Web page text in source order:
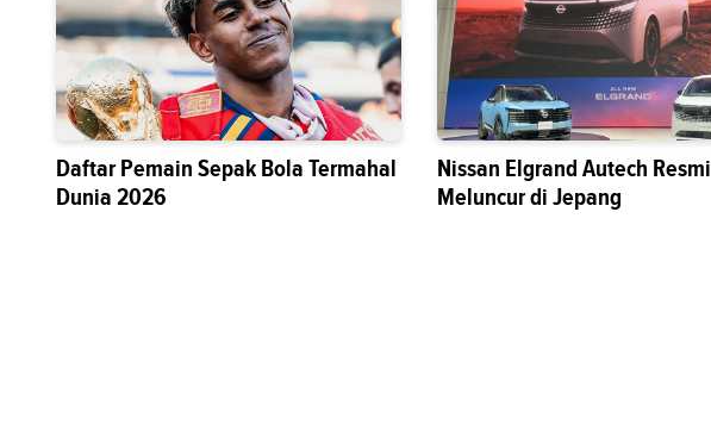
Daftar Pemain Sepak Bola Termahal
Dunia 2026
Nissan Elgrand Autech Resmi
Meluncur di Jepang